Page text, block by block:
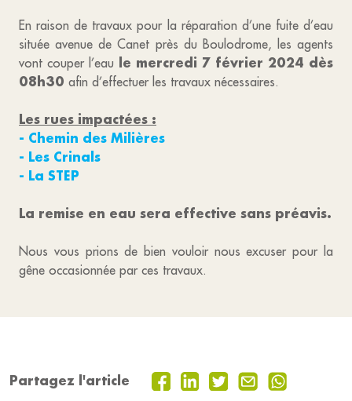
En raison de travaux pour la réparation d’une fuite d’eau
située avenue de Canet près du Boulodrome, les agents
vont couper l’eau
le mercredi 7 février 2024 dès
08h30 afin d’effectuer les travaux nécessaires.
Les rues impactées :
- Chemin des Milières
- Les Crinals
- La STEP
La remise en eau sera effective sans préavis.
Nous vous prions de bien vouloir nous excuser pour la
gêne occasionnée par ces travaux.
Partagez l'article